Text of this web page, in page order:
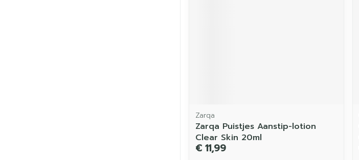
Zarqa
Zarqa Puistjes Aanstip-lotion
Clear Skin 20ml
€ 11,99